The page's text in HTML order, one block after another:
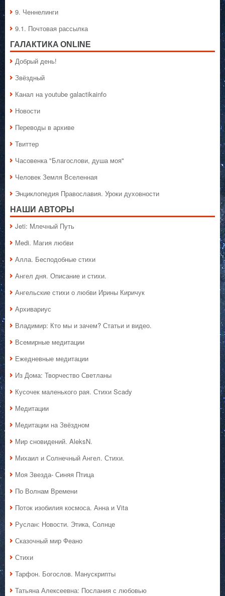
9. Ченнелинги
9.1. Почтовая рассылка
ГАЛАКТИКA ONLINE
Добрый день!
Звёздный
Канал на youtube galactikainfo
Новости
Переводы в архиве
Твиттер
Часовенка "Благослови, душа моя"
Человек Земля Вселенная
Энциклопедия Православия. Уроки духовности
НАШИ АВТОРЫ
Jeti: Млечный Путь
Medi. Магия любви
Алла. Бесподобные стихи
Ангел дня. Описание и стихи.
Ангельские стихи о любви Ирины Киричук
Архивариус
Владимир: Кто мы и зачем? Статьи и видео.
Всемирные медитации
Ежедневные медитации
Из Дома: Творчество Светланы
Кусочек маленького рая. Стихи Scady
Медитации
Медитации на Звёздном
Мир сновидений. AleksN.
Михаил и Солнечный Ангел. Стихи.
Моя Звезда- Синяя Птица
По Волнам Времени
Поток изобилия космоса. Анна и Vita
Руслан: Новости. Этика, Солнце
Сказочный мир Феано
Стихи
Тарфон. Богослов. Манускрипты
Татьяна Алексеевна: Послания с любовью